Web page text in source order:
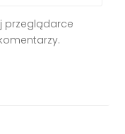
przeglądarce